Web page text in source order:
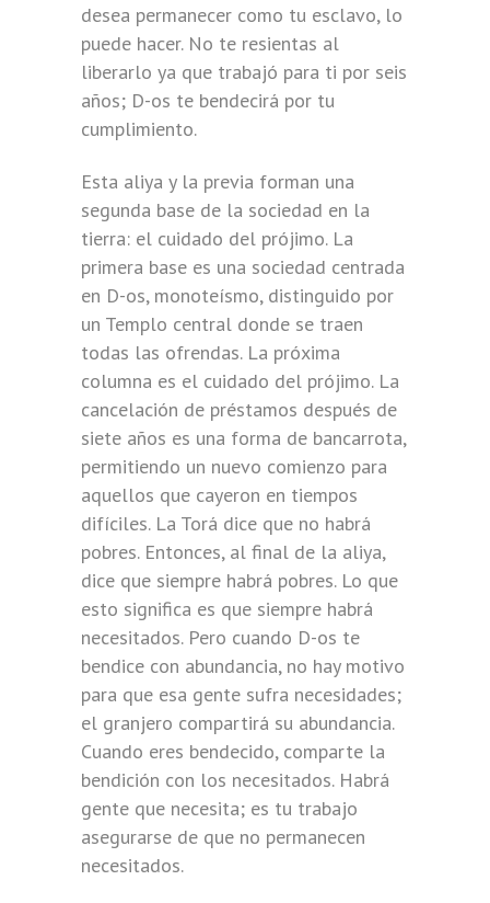
desea permanecer como tu esclavo, lo
puede hacer. No te resientas al
liberarlo ya que trabajó para ti por seis
años; D-os te bendecirá por tu
cumplimiento.
Esta aliya y la previa forman una
segunda base de la sociedad en la
tierra: el cuidado del prójimo. La
primera base es una sociedad centrada
en D-os, monoteísmo, distinguido por
un Templo central donde se traen
todas las ofrendas. La próxima
columna es el cuidado del prójimo. La
cancelación de préstamos después de
siete años es una forma de bancarrota,
permitiendo un nuevo comienzo para
aquellos que cayeron en tiempos
difíciles. La Torá dice que no habrá
pobres. Entonces, al final de la aliya,
dice que siempre habrá pobres. Lo que
esto significa es que siempre habrá
necesitados. Pero cuando D-os te
bendice con abundancia, no hay motivo
para que esa gente sufra necesidades;
el granjero compartirá su abundancia.
Cuando eres bendecido, comparte la
bendición con los necesitados. Habrá
gente que necesita; es tu trabajo
asegurarse de que no permanecen
necesitados.